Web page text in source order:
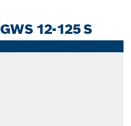
12-125 S